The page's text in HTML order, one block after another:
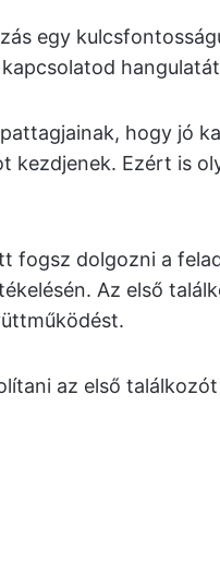
egy
hogy jó
kezdjenek. Ezért is
fogsz dolgozni a
Az első
az első